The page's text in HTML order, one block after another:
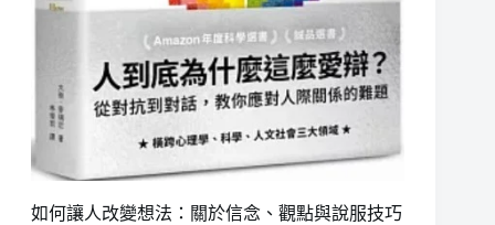
如何讓人改變想法：關於信念、觀點與說服技巧